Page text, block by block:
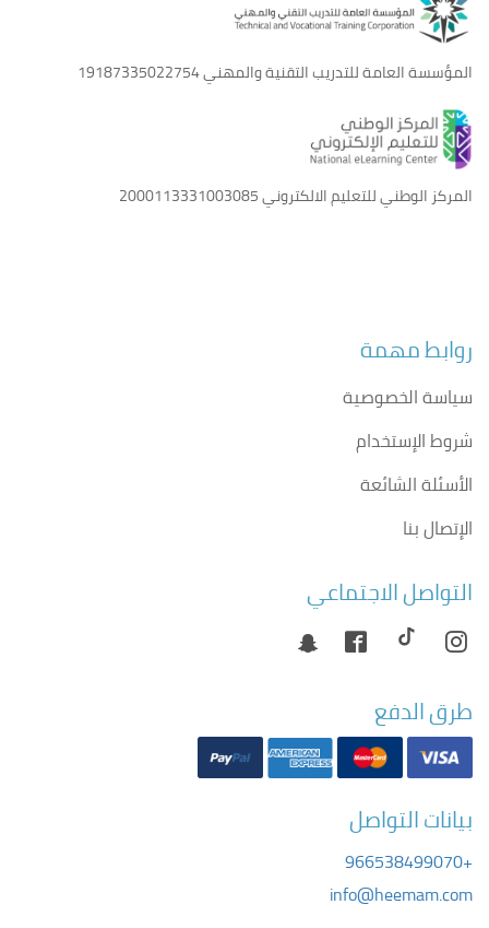
المؤسسة العامة للتدريب التقنية والمهني19187335022754
المركز الوطني للتعليم الالكتروني2000113331003085
روابط مهمة
سياسة الخصوصية
شروط الإستخدام
الأسئلة الشائعة
الإتصال بنا
التواصل الاجتماعي
طرق الدفع
بيانات التواصل
+966538499070
info@heemam.com